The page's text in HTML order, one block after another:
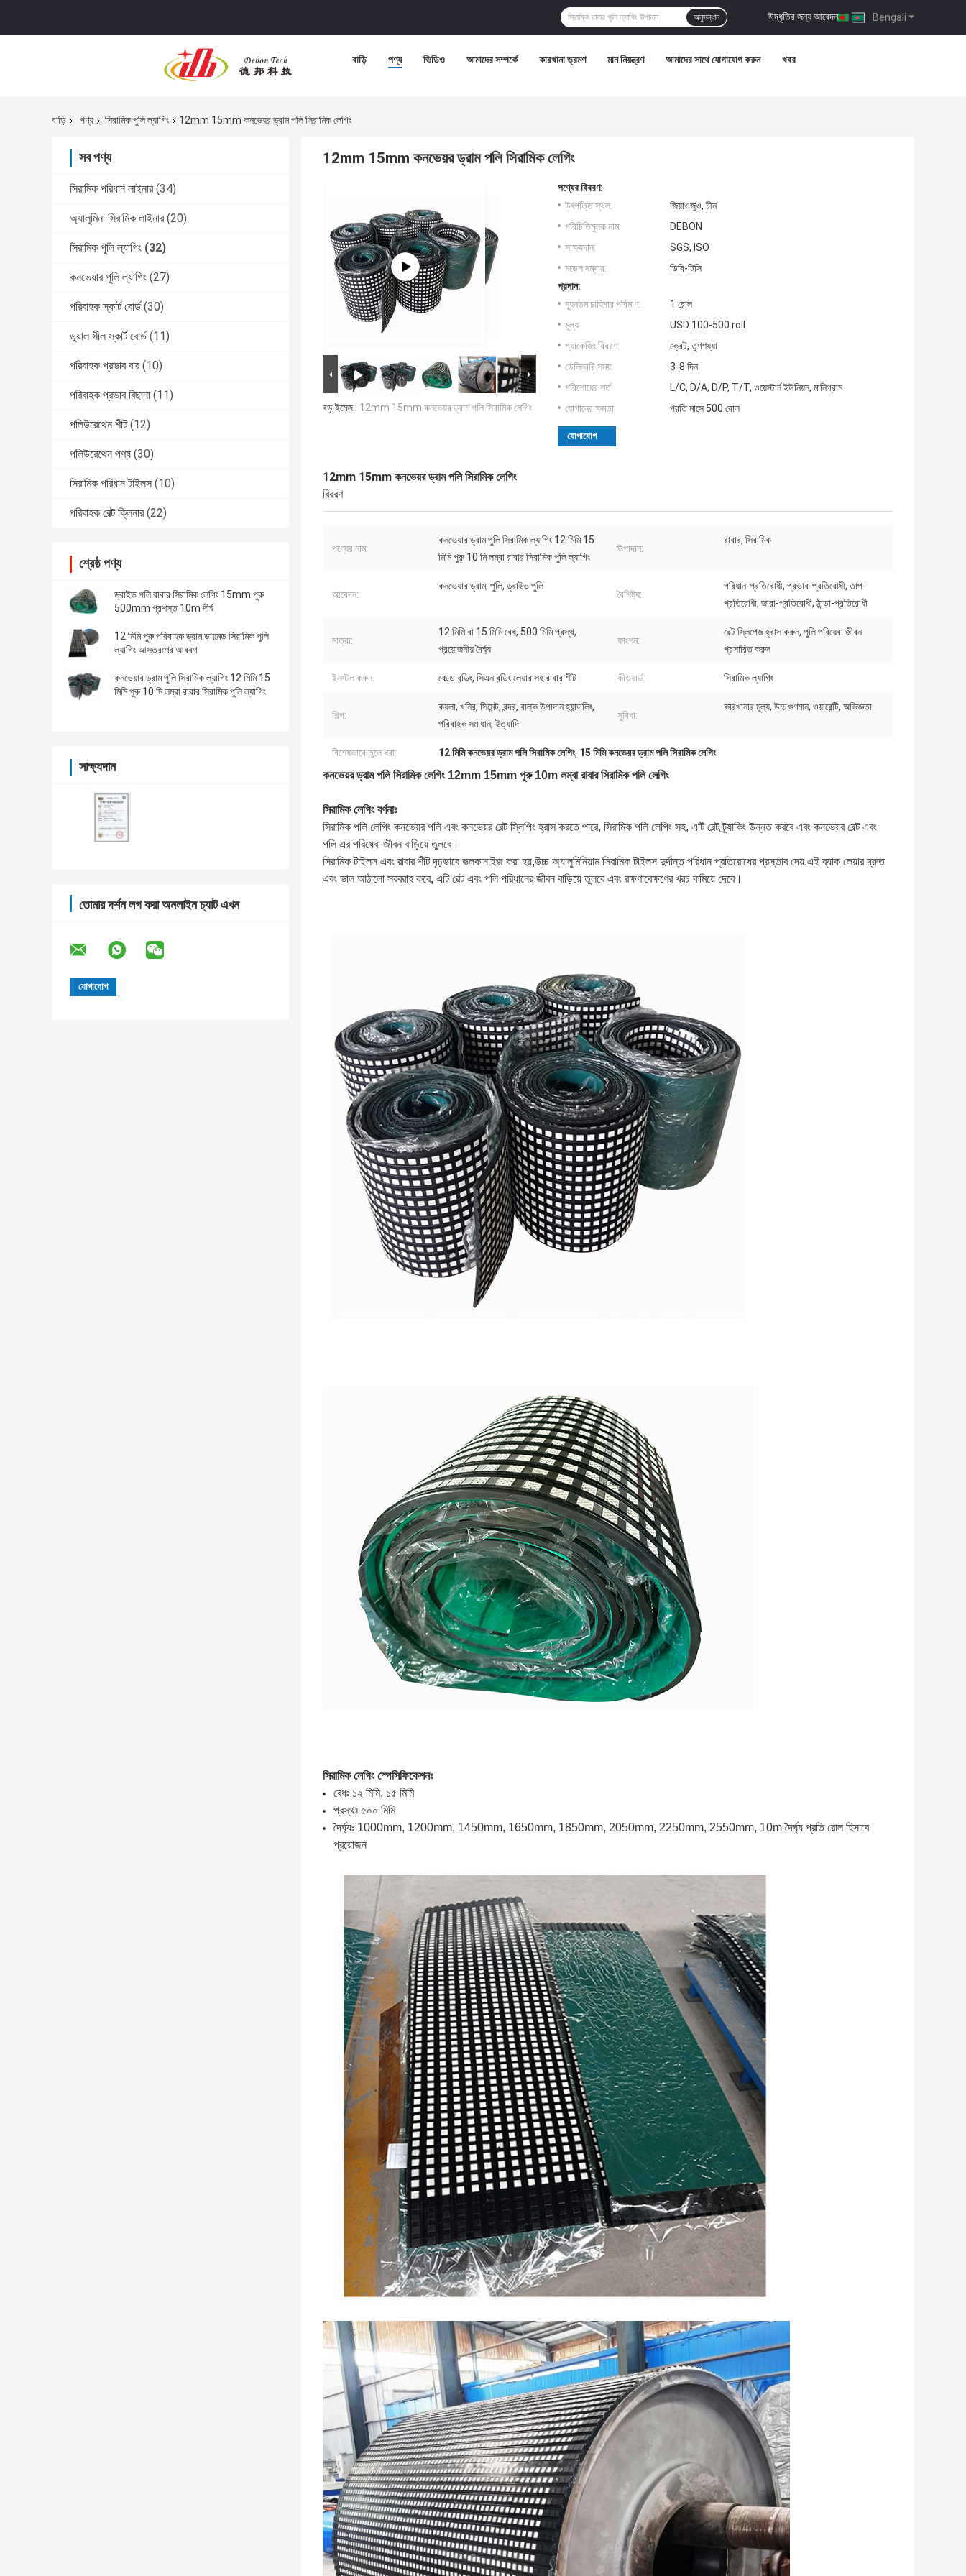
Bengali
উদ্ধৃতির জন্য আবেদন |
অনুসন্ধান
বাড়ি পণ্য ভিডিও আমাদের সম্পর্কে কারখানা ভ্রমণ মান নিয়ন্ত্রণ আমাদের সাথে যোগাযোগ করুন খবর
বাড়ি পণ্য সিরামিক পুলি ল্যাগিং 12mm 15mm কনভেয়র ড্রাম পলি সিরামিক লেগিং
সব পণ্য
সিরামিক পরিধান লাইনার (34)
অ্যালুমিনা সিরামিক লাইনার (20)
সিরামিক পুলি ল্যাগিং (32)
কনভেয়ার পুলি ল্যাগিং (27)
পরিবাহক স্কার্ট বোর্ড (30)
ডুয়াল সীল স্কার্ট বোর্ড (11)
পরিবাহক প্রভাব বার (10)
পরিবাহক প্রভাব বিছানা (11)
পলিউরেথেন শীট (12)
পলিউরেথেন পণ্য (30)
সিরামিক পরিধান টাইলস (10)
পরিবাহক বেল্ট ক্লিনার (22)
শ্রেষ্ঠ পণ্য
ড্রাইভ পলি রাবার সিরামিক লেগিং 15mm পুরু
500mm প্রশস্ত 10m দীর্ঘ
12 মিমি পুরু পরিবাহক ড্রাম ডায়মন্ড সিরামিক পুলি
ল্যাগিং আস্তরণের আবরণ
কনভেয়ার ড্রাম পুলি সিরামিক ল্যাগিং 12 মিমি 15
মিমি পুরু 10 মি লম্বা রাবার সিরামিক পুলি ল্যাগিং
সাক্ষ্যদান
তোমার দর্শন লগ করা অনলাইন চ্যাট এখন
12mm 15mm কনভেয়র ড্রাম পলি সিরামিক লেগিং
বড় ইমেজ : 12mm 15mm কনভেয়র ড্রাম পলি সিরামিক লেগিং
পণ্যের বিবরণ:
উৎপত্তি স্থল:
জিয়াওজুও, চীন
পরিচিতিমুলক নাম:
DEBON
সাক্ষ্যদান:
SGS, ISO
মডেল নম্বার:
ডিবি-টিসি
প্রদান:
ন্যূনতম চাহিদার পরিমাণ:
1 রোল
মূল্য:
USD 100-500 roll
প্যাকেজিং বিবরণ:
ক্রেট, তৃণশয্যা
ডেলিভারি সময়:
3-8 দিন
পরিশোধের শর্ত:
L/C, D/A, D/P, T/T, ওয়েস্টার্ন ইউনিয়ন, মানিগ্রাম
যোগানের ক্ষমতা:
প্রতি মাসে 500 রোল
যোগাযোগ
12mm 15mm কনভেয়র ড্রাম পলি সিরামিক লেগিং
বিবরণ
পণ্যের নাম:
কনভেয়ার ড্রাম পুলি সিরামিক ল্যাগিং 12 মিমি 15
মিমি পুরু 10 মি লম্বা রাবার সিরামিক পুলি ল্যাগিং
উপাদান:
রাবার, সিরামিক
আবেদন:
কনভেয়ার ড্রাম, পুলি, ড্রাইভ পুলি
বৈশিষ্ট্য:
পরিধান-প্রতিরোধী, প্রভাব-প্রতিরোধী, তাপ-
প্রতিরোধী, জারা-প্রতিরোধী, ঠান্ডা-প্রতিরোধী
মাত্রা:
12 মিমি বা 15 মিমি বেধ, 500 মিমি প্রস্থ,
প্রয়োজনীয় দৈর্ঘ্য
ফাংশন:
বেল্ট স্লিপেজ হ্রাস করুন, পুলি পরিষেবা জীবন
প্রসারিত করুন
ইনস্টল করুন: কোল্ড বন্ডিং, সিএন বন্ডিং লেয়ার সহ রাবার শীট কীওয়ার্ড: সিরামিক ল্যাগিং
শিল্প:
কয়লা, খনির, সিমেন্ট, বন্দর, বাল্ক উপাদান হ্যান্ডলিং,
পরিবাহক সমাধান, ইত্যাদি
সুবিধা:
কারখানার মূল্য, উচ্চ গুণমান, ওয়ারেন্টি, অভিজ্ঞতা
বিশেষভাবে তুলে ধরা: 12 মিমি কনভেয়র ড্রাম পলি সিরামিক লেগিং, 15 মিমি কনভেয়র ড্রাম পলি সিরামিক লেগিং
কনভেয়র ড্রাম পলি সিরামিক লেগিং 12mm 15mm পুরু 10m লম্বা রাবার সিরামিক পলি লেগিং
সিরামিক লেগিং বর্ণনাঃ
সিরামিক পলি লেগিং কনভেয়র পলি এবং কনভেয়র বেল্ট স্লিপিং হ্রাস করতে পারে, সিরামিক পলি লেগিং সহ, এটি বেল্ট ট্র্যাকিং উন্নত করবে এবং কনভেয়র বেল্ট এবং
পলি এর পরিষেবা জীবন বাড়িয়ে তুলবে।
সিরামিক টাইলস এবং রাবার শীট দৃঢ়ভাবে ভলকানাইজ করা হয়,উচ্চ অ্যালুমিনিয়াম সিরামিক টাইলস দুর্দান্ত পরিধান প্রতিরোধের প্রস্তাব দেয়,এই ব্যাক লেয়ার দ্রুত
এবং ভাল আঠালো সরবরাহ করে, এটি বেল্ট এবং পলি পরিধানের জীবন বাড়িয়ে তুলবে এবং রক্ষণাবেক্ষণের খরচ কমিয়ে দেবে।
সিরামিক লেগিং স্পেসিফিকেশনঃ
বেধঃ ১২ মিমি, ১৫ মিমি
প্রস্থঃ ৫০০ মিমি
দৈর্ঘ্যঃ 1000mm, 1200mm, 1450mm, 1650mm, 1850mm, 2050mm, 2250mm, 2550mm, 10m দৈর্ঘ্য প্রতি রোল হিসাবে
প্রয়োজন